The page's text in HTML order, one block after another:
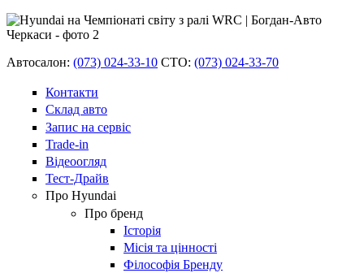
Автосалон: (073) 024-33-10 СТО: (073) 024-33-70
Контакти
Склад авто
Запис на сервіс
Trade-in
Відеоогляд
Тест-Драйв
Про Hyundai
Про бренд
Історія
Місія та цінності
Філософія Бренду